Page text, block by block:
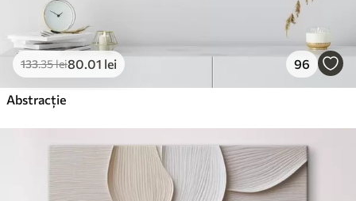
133.35lei80.01 lei 96
Abstracție